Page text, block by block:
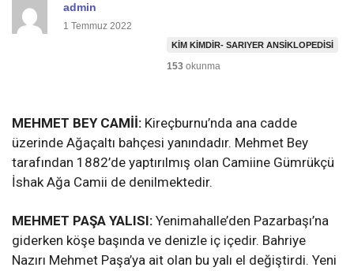
admin
1 Temmuz 2022
KIM KIMDIR- SARIYER ANSIKLOPEDISI
153 okunma
MEHMET BEY CAMİİ: Kireçburnu’nda ana cadde
üzerinde Ağaçaltı bahçesi yanındadır. Mehmet Bey
tarafından 1882’de yaptırılmış olan Camiine Gümrükçü
İshak Ağa Camii de denilmektedir.
MEHMET PAŞA YALISI: Yenimahalle’den Pazarbaşı’na
giderken köşe başında ve denizle iç içedir. Bahriye
Nazırı Mehmet Paşa’ya ait olan bu yalı el değiştirdi. Yeni